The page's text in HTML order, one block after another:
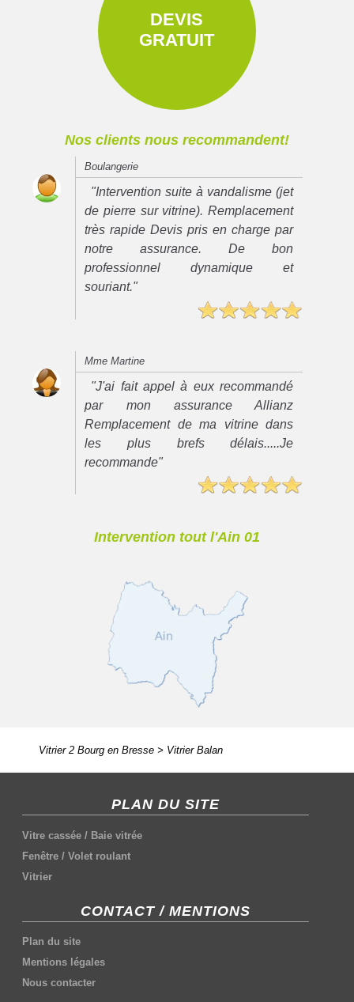
DEVIS
GRATUIT
Nos clients nous recommandent!
Boulangerie
"Intervention suite à vandalisme (jet
de pierre sur vitrine). Remplacement
très rapide Devis pris en charge par
notre assurance. De bon
professionnel dynamique et
souriant."
Mme Martine
"J'ai fait appel à eux recommandé
par mon assurance Allianz
Remplacement de ma vitrine dans
les plus brefs délais.....Je
recommande"
Intervention tout l'Ain 01
Vitrier 2 Bourg en Bresse> Vitrier Balan
PLAN DU SITE
Vitre cassée / Baie vitrée
Fenêtre /Volet roulant
Vitrier
CONTACT / MENTIONS
Plan du site
Mentions légales
Nous contacter